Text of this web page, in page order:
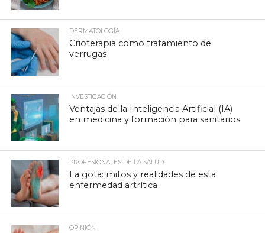
DERMATOLOGÍA
Crioterapia como tratamiento de
verrugas
INVESTIGACIÓN
Ventajas de la Inteligencia Artificial (IA)
en medicina y formación para sanitarios
PROFESIONALES DE LA SALUD
La gota: mitos y realidades de esta
enfermedad artrítica
OPINIÓN